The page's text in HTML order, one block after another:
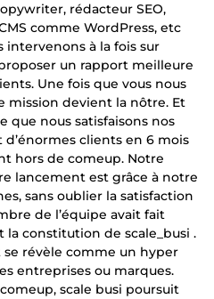
rédacteur SEO,
comme WordPress, etc
intervenons à la fois sur
un rapport meilleure
Une fois que vous nous
mission devient la nôtre. Et
que nous satisfaisons nos
d’énormes clients en 6 mois
hors de comeup. Notre
lancement est grâce à notre
sans oublier la satisfaction
de l’équipe avait fait
la constitution de scale_busi .
révèle comme un hyper
entreprises ou marques.
scale busi poursuit